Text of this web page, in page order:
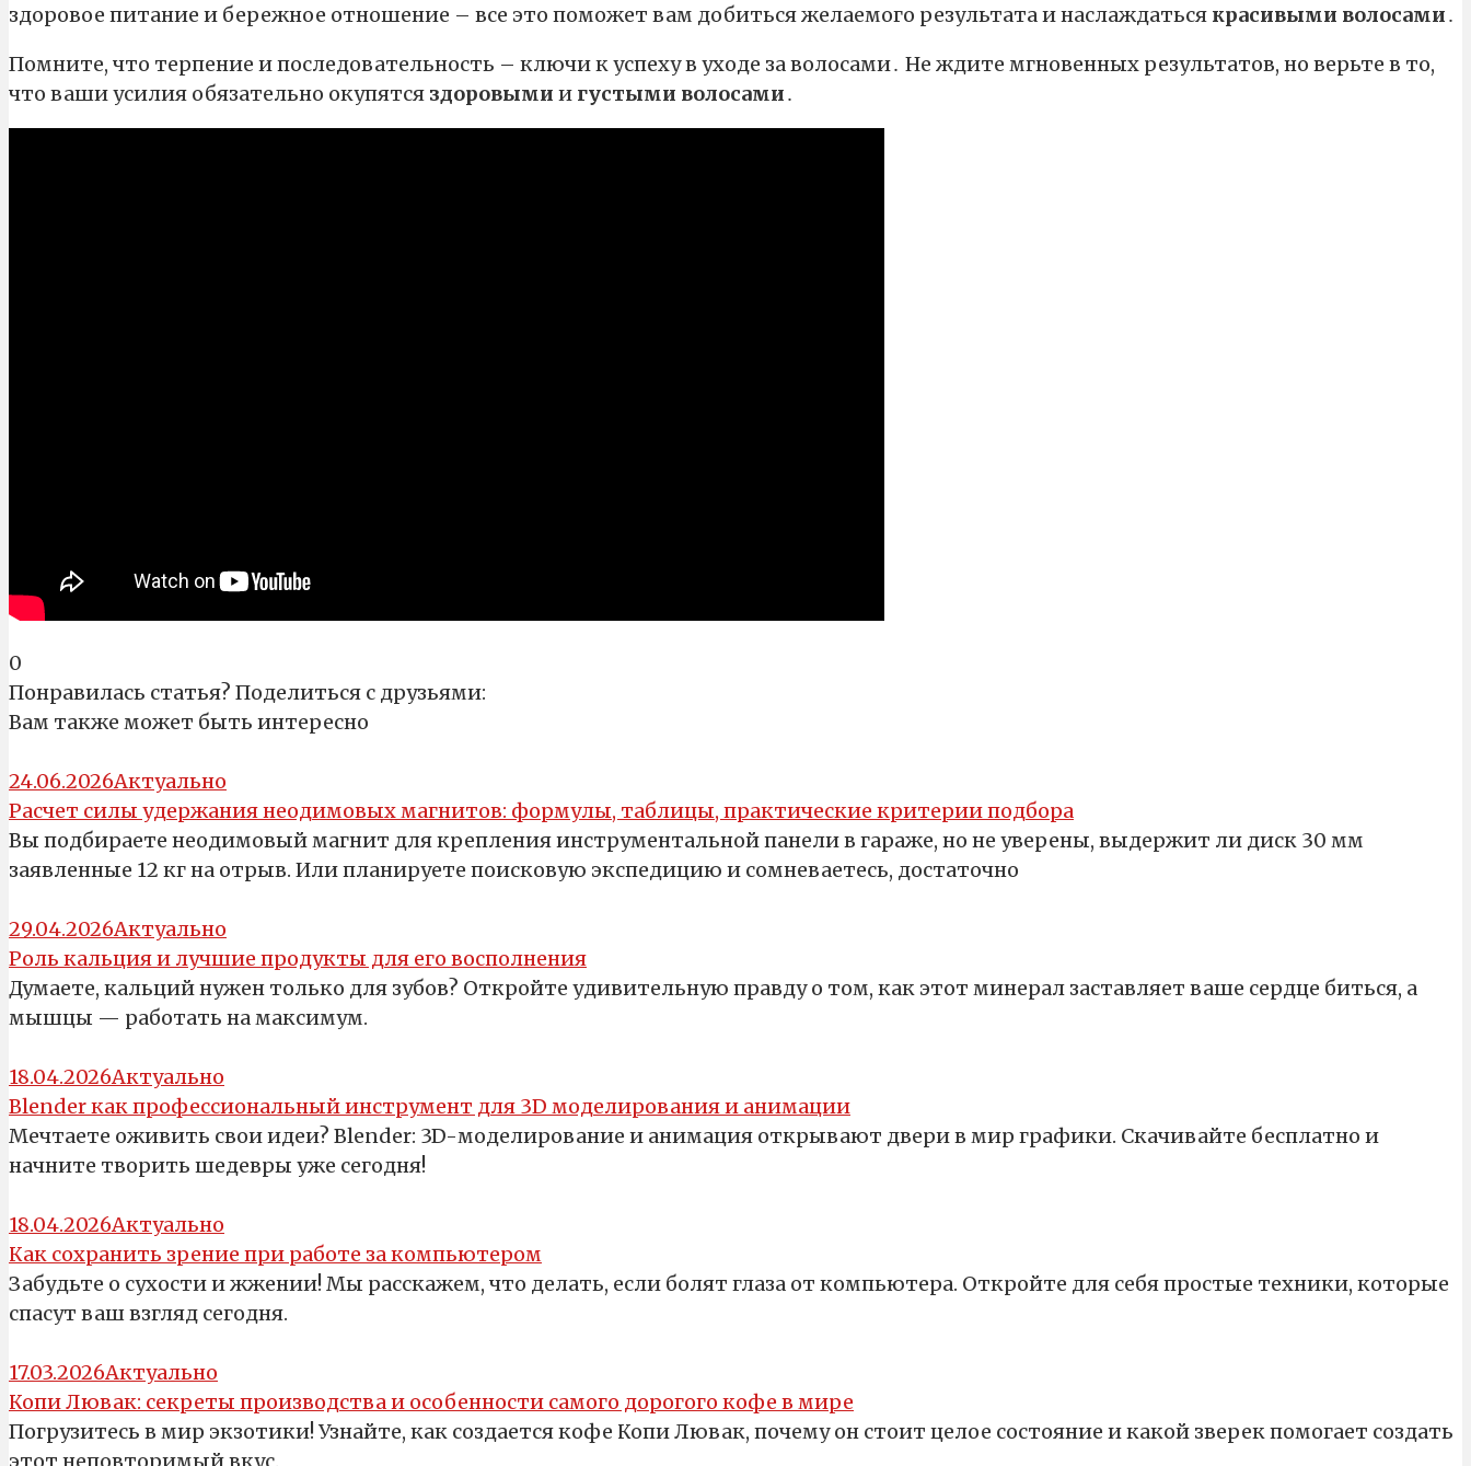
здоровое питание и бережное отношение – все это поможет вам добиться желаемого результата и наслаждаться красивыми волосами․
Помните, что терпение и последовательность – ключи к успеху в уходе за волосами․ Не ждите мгновенных результатов, но верьте в то,
что ваши усилия обязательно окупятся здоровыми и густыми волосами․
0
Понравилась статья? Поделиться с друзьями:
Вам также может быть интересно
24.06.2026Актуально
Расчет силы удержания неодимовых магнитов: формулы, таблицы, практические критерии подбора
Вы подбираете неодимовый магнит для крепления инструментальной панели в гараже, но не уверены, выдержит ли диск 30 мм
заявленные 12 кг на отрыв. Или планируете поисковую экспедицию и сомневаетесь, достаточно
29.04.2026Актуально
Роль кальция и лучшие продукты для его восполнения
Думаете, кальций нужен только для зубов? Откройте удивительную правду о том, как этот минерал заставляет ваше сердце биться, а
мышцы — работать на максимум.
18.04.2026Актуально
Blender как профессиональный инструмент для 3D моделирования и анимации
Мечтаете оживить свои идеи? Blender: 3D-моделирование и анимация открывают двери в мир графики. Скачивайте бесплатно и
начните творить шедевры уже сегодня!
18.04.2026Актуально
Как сохранить зрение при работе за компьютером
Забудьте о сухости и жжении! Мы расскажем, что делать, если болят глаза от компьютера. Откройте для себя простые техники, которые
спасут ваш взгляд сегодня.
17.03.2026Актуально
Копи Лювак: секреты производства и особенности самого дорогого кофе в мире
Погрузитесь в мир экзотики! Узнайте, как создается кофе Копи Лювак, почему он стоит целое состояние и какой зверек помогает создать
этот неповторимый вкус.